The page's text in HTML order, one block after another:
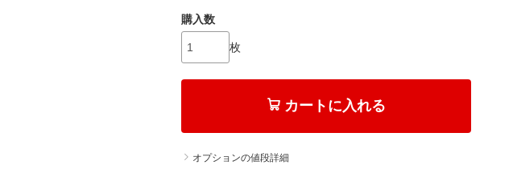
購入数
枚
カートに入れる
オプションの値段詳細